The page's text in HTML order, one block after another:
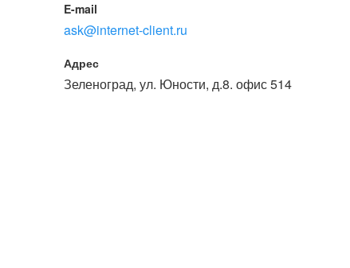
E-mail
ask@internet-client.ru
Адрес
Зеленоград, ул. Юности, д.8. офис 514